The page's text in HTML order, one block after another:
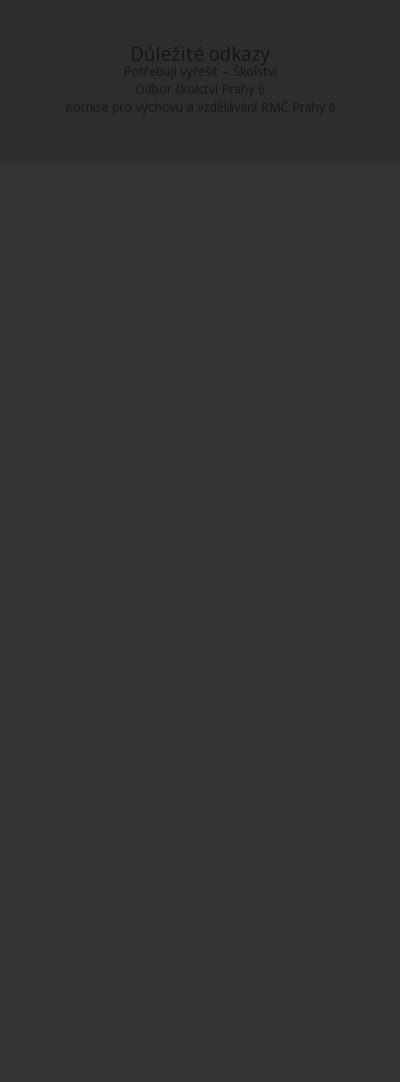
Důležité odkazy
Potřebuji vyřešit – Školství
Odbor školství Prahy 6
Komise pro výchovu a vzdělávání RMČ Prahy 6